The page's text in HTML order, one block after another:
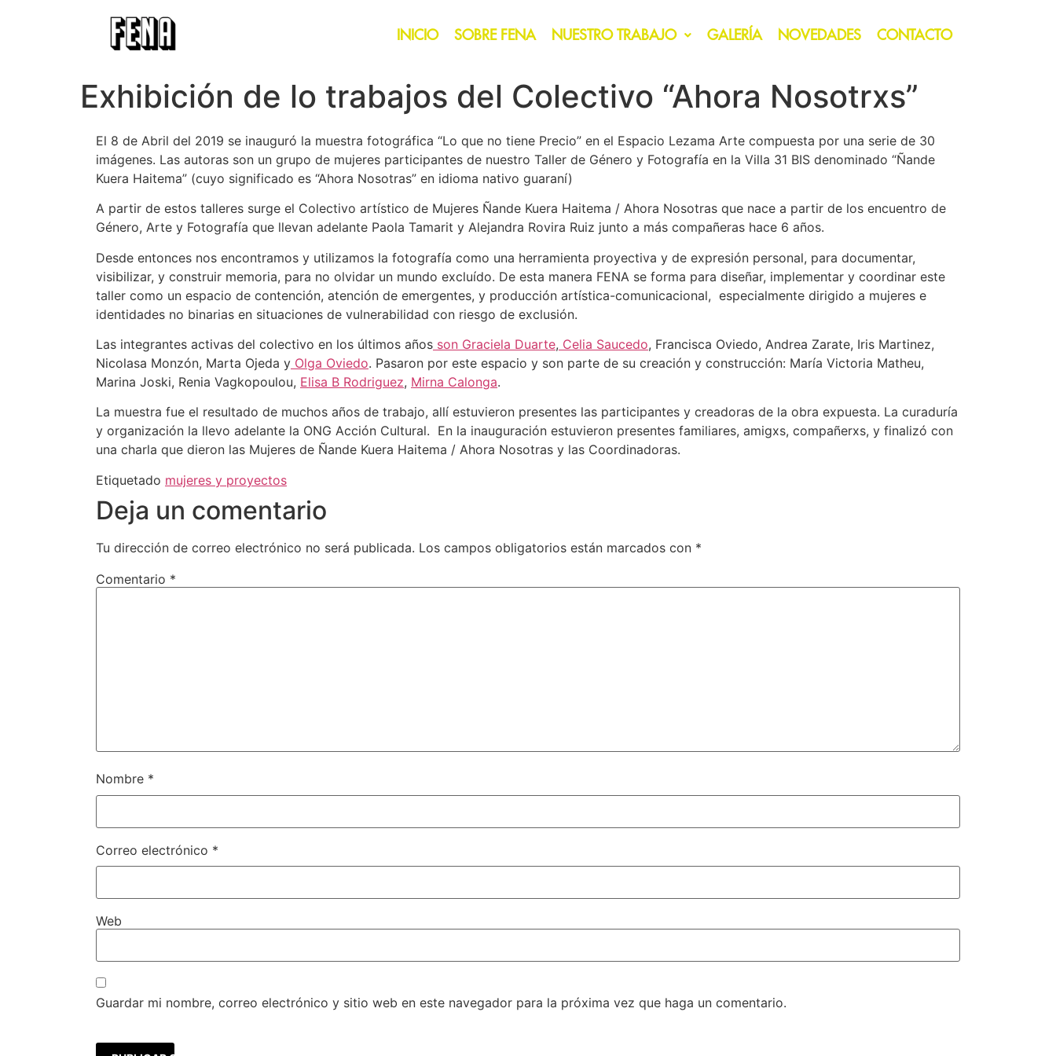
INICIO SOBRE FENA NUESTRO TRABAJO GALERÍA NOVEDADES CONTACTO
Exhibición de lo trabajos del Colectivo “Ahora Nosotrxs”
El 8 de Abril del 2019 se inauguró la muestra fotográfica “Lo que no tiene Precio” en el Espacio Lezama Arte compuesta por una serie de 30
imágenes. Las autoras son un grupo de mujeres participantes de nuestro Taller de Género y Fotografía en la Villa 31 BIS denominado “Ñande
Kuera Haitema” (cuyo significado es “Ahora Nosotras” en idioma nativo guaraní)
A partir de estos talleres surge el Colectivo artístico de Mujeres Ñande Kuera Haitema / Ahora Nosotras que nace a partir de los encuentro de
Género, Arte y Fotografía que llevan adelante Paola Tamarit y Alejandra Rovira Ruiz junto a más compañeras hace 6 años.
Desde entonces nos encontramos y utilizamos la fotografía como una herramienta proyectiva y de expresión personal, para documentar,
visibilizar, y construir memoria, para no olvidar un mundo excluído. De esta manera FENA se forma para diseñar, implementar y coordinar este
taller como un espacio de contención, atención de emergentes, y producción artística-comunicacional, especialmente dirigido a mujeres e
identidades no binarias en situaciones de vulnerabilidad con riesgo de exclusión.
Las integrantes activas del colectivo en los últimos años son Graciela Duarte, Celia Saucedo, Francisca Oviedo, Andrea Zarate, Iris Martinez,
Nicolasa Monzón, Marta Ojeda y Olga Oviedo. Pasaron por este espacio y son parte de su creación y construcción: María Victoria Matheu,
Marina Joski, Renia Vagkopoulou, Elisa B Rodriguez, Mirna Calonga.
La muestra fue el resultado de muchos años de trabajo, allí estuvieron presentes las participantes y creadoras de la obra expuesta. La curaduría
y organización la llevo adelante la ONG Acción Cultural. En la inauguración estuvieron presentes familiares, amigxs, compañerxs, y finalizó con
una charla que dieron las Mujeres de Ñande Kuera Haitema / Ahora Nosotras y las Coordinadoras.
Etiquetado mujeres y proyectos
Deja un comentario
Tu dirección de correo electrónico no será publicada. Los campos obligatorios están marcados con *
Comentario *
Nombre *
Correo electrónico *
Web
Guardar mi nombre, correo electrónico y sitio web en este navegador para la próxima vez que haga un comentario.